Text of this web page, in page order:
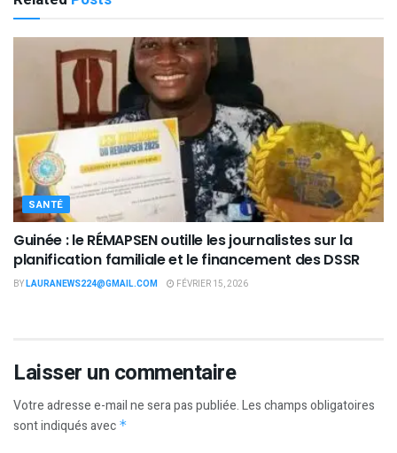
SANTÉ
Guinée : le RÉMAPSEN outille les journalistes sur la
planification familiale et le financement des DSSR
BYLAURANEWS224@GMAIL.COM FÉVRIER 15, 2026
Laisser un commentaire
Votre adresse e-mail ne sera pas publiée.Les champs obligatoires
sont indiqués avec *